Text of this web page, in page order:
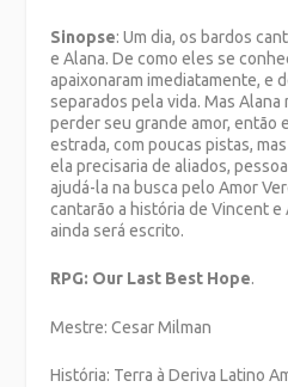
Sinopse: Um dia, os bardos
e Alana. De como eles se
apaixonaram imediatamente, e
separados pela vida. Mas
perder seu grande amor, então
estrada, com poucas pistas,
ela precisaria de aliados,
ajudá-la na busca pelo Amor
cantarão a história de Vincent e
ainda será escrito.
RPG: Our Last Best Hope.
Mestre: Cesar Milman
História: Terra à Deriva Latino